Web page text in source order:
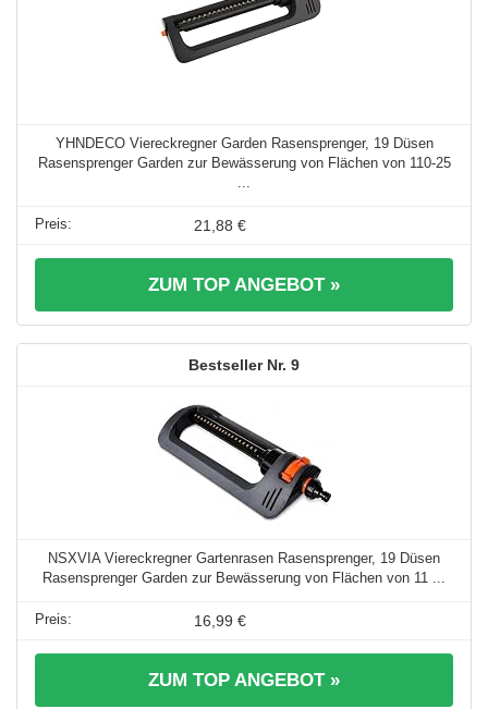
YHNDECO Viereckregner Garden Rasensprenger, 19 Düsen
Rasensprenger Garden zur Bewässerung von Flächen von 110-25
21,88 €
ZUM TOP ANGEBOT »
9
NSXVIA Viereckregner Gartenrasen Rasensprenger, 19 Düsen
Rasensprenger Garden zur Bewässerung von Flächen von 11 ...
16,99 €
ZUM TOP ANGEBOT »